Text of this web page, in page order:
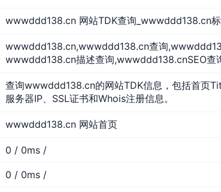
wwwddd138.cn 网站TDK查询_wwwddd138.cn
wwwddd138.cn,wwwddd138.cn查询
wwwddd138.cn描述查询,wwwddd138.cnSEO查
查询wwwddd138.cn的网站TDK信息，包括首页
服务器IP、SSL证书和Whois注册信息。
wwwddd138.cn 网站首页
0 / 0ms /
0 / 0ms /